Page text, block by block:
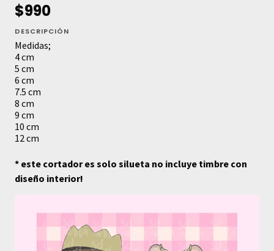
$990
DESCRIPCIÓN
Medidas;
4 cm
5 cm
6 cm
7.5 cm
8 cm
9 cm
10 cm
12 cm
* este cortador es solo silueta no incluye timbre con
diseño interior!